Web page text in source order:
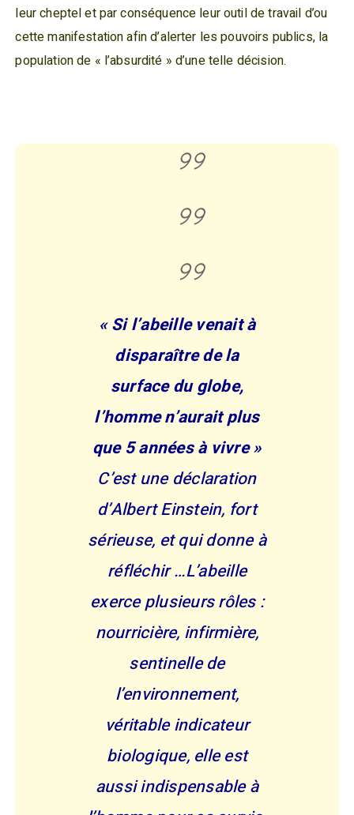
leur cheptel et par conséquence leur outil de travail d’ou
cette manifestation afin d’alerter les pouvoirs publics, la
population de « l’absurdité » d’une telle décision.
«Si l’abeille venait à
disparaître de la
surface du globe,
l’homme n’aurait plus
que 5 années à vivre»
C’est une déclaration
d’Albert Einstein, fort
sérieuse, et qui donne à
réfléchir …L’abeille
exerce plusieurs rôles :
nourricière, infirmière,
sentinelle de
l’environnement,
véritable indicateur
biologique, elle est
aussi indispensable à